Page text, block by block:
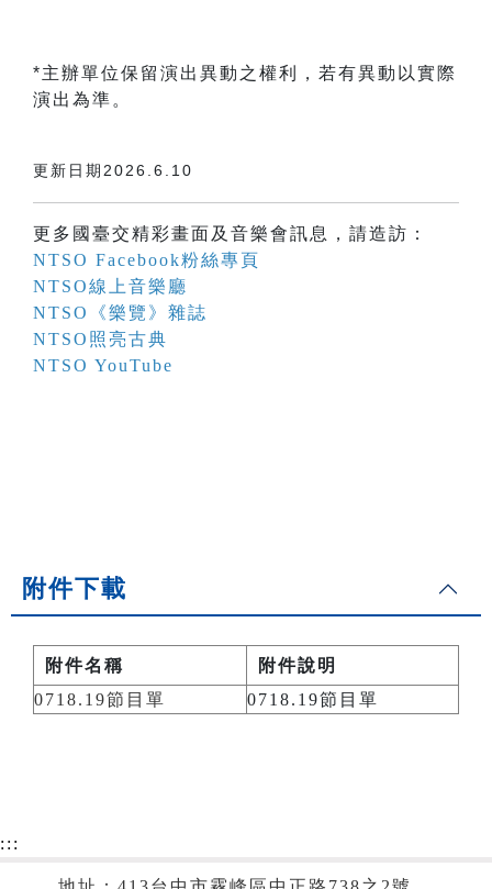
*主辦單位保留演出異動之權利，若有異動以實際
演出為準。
更新日期2026.6.10
更多國臺交精彩畫面及音樂會訊息，請造訪：
NTSO Facebook粉絲專頁
NTSO線上音樂廳
NTSO《樂覽》雜誌
NTSO照亮古典
NTSO YouTube
附件下載
附件名稱
附件說明
0718.19節目單
0718.19節目單
:::